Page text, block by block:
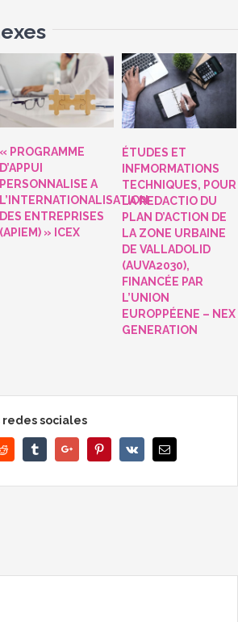
« PROGRAMME
D’APPUI
PERSONNALISE A
L’INTERNATIONALISATION
DES ENTREPRISES
(APIEM) » ICEX
ÉTUDES ET
INFMORMATIONS
TECHNIQUES, POUR
LA REDACTIO DU
PLAN D’ACTION DE
LA ZONE URBAINE
DE VALLADOLID
(AUVA2030),
FINANCÉE PAR
L’UNION
EUROPPÉENE – NEX
GENERATION
sociales
Reddit TumblrGoogle+ PinterestVk Email